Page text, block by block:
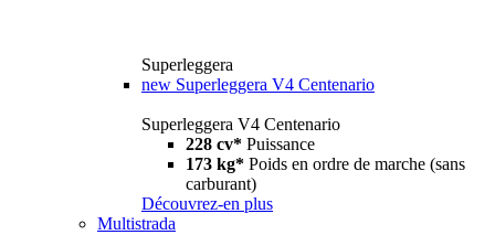
Superleggera
new Superleggera V4 Centenario
Superleggera V4 Centenario
228 cv* Puissance
173 kg* Poids en ordre de marche (sans
carburant)
Découvrez-en plus
Multistrada